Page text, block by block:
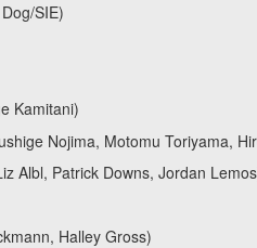
SIE)
Kamitani)
Nojima, Motomu Toriyama,
Albl, Patrick Downs, Jordan
Halley Gross)